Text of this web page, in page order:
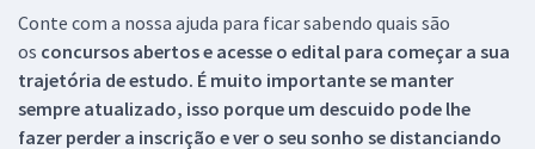
Conte com a nossa ajuda para ficar sabendo quais são
os concursos abertos e acesse o edital para começar a sua
trajetória de estudo. É muito importante se manter
sempre atualizado, isso porque um descuido pode lhe
fazer perder a inscrição e ver o seu sonho se distanciando